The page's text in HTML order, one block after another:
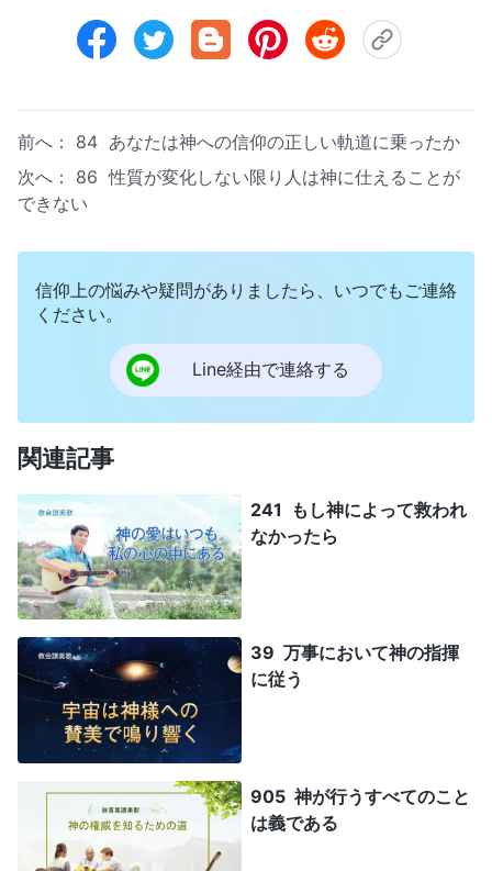
前へ： 84 あなたは神への信仰の正しい軌道に乗ったか
次へ： 86 性質が変化しない限り人は神に仕えることが
できない
信仰上の悩みや疑問がありましたら、いつでもご連絡
ください。
Line経由で連絡する
関連記事
241 もし神によって救われ
なかったら
39 万事において神の指揮
に従う
905 神が行うすべてのこと
は義である